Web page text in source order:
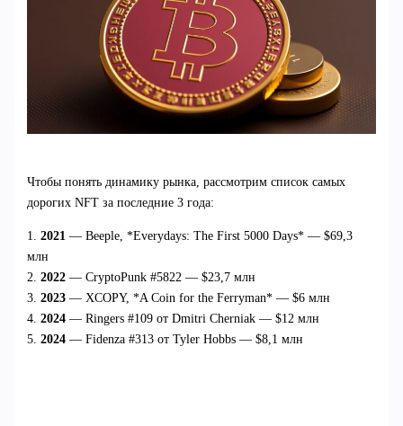
Чтобы понять динамику рынка, рассмотрим список самых
дорогих NFT за последние 3 года:
1. 2021— Beeple, *Everydays: The First 5000 Days* — $69,3
млн
2. 2022— CryptoPunk #5822 — $23,7 млн
3. 2023— XCOPY, *A Coin for the Ferryman* — $6 млн
4. 2024— Ringers #109 от Dmitri Cherniak — $12 млн
5. 2024— Fidenza #313 от Tyler Hobbs — $8,1 млн